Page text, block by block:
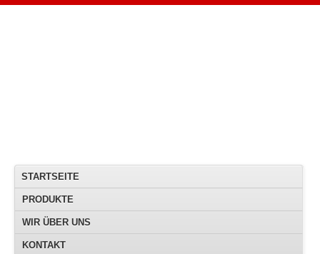
STARTSEITE
PRODUKTE
WIR ÜBER UNS
KONTAKT